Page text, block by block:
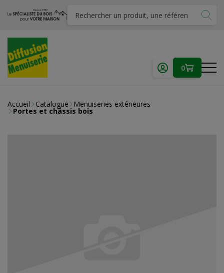
0
Accueil Catalogue Menuiseries extérieures
Portes et châssis bois